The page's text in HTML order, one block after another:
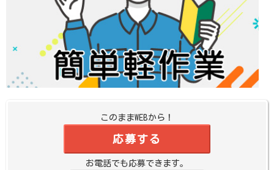
このままWEBから！
応募する
お電話でも応募できます。